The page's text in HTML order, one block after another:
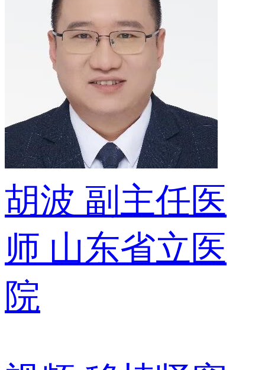
胡波 副主任医
师 山东省立医
院